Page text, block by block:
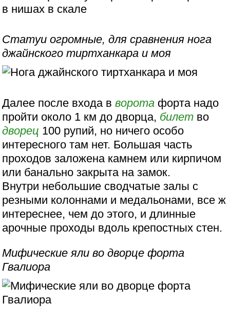
Статуи огромные, для сравнения нога
джайнского тиртханкара и моя
Далее после входа вворота форта надо
пройти около 1 км до дворца, билет во
дворец 100 рупий, но ничего особо
интересного там нет. Большая часть
проходов заложена камнем или кирпичом
или банально закрыта на замок.
Внутри небольшие сводчатые залы с
резными колоннами и медальонами, все ж
интереснее, чем до этого, и длинные
арочные проходы вдоль крепостных стен.
Мифические яли во дворце форта
Гвалиора